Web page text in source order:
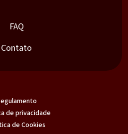
FAQ
Contato
de privacidade
de Cookies